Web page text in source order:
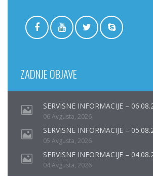
ZADNJE OBJAVE
SERVISNE INFORMACIJE –
06 Avgusta, 2026
SERVISNE INFORMACIJE –
05 Avgusta, 2026
SERVISNE INFORMACIJE –
04 Avgusta, 2026